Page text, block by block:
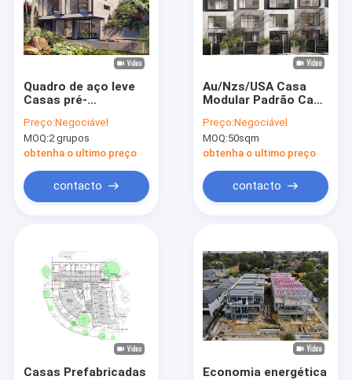
Vídeos
Sobre nós
Contacte-nos
Notícias
Solicite um orçamento
Casa de aço da casa pré-fabricada
Casa de campo da casa pré-fabricada
Quadro de aço leve
Casas pré-
sistema dobrável
Moderno Design Para
unidades de hotel
Preço:Negociável
MOQ:2 grupos
obtenha o ultimo preço
contacto
Au/Nzs/USA Casa
Modular Padrão Casa
Casa Estrutura de
Aço Leve
Apartamento
Preço:Negociável
MOQ:50sqm
obtenha o ultimo preço
contacto
Casas Prefabricadas
Economia energética